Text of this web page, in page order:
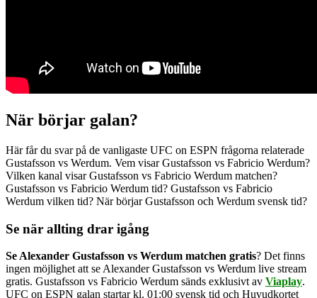
När börjar galan?
Här får du svar på de vanligaste UFC on ESPN frågorna relaterade
Gustafsson vs Werdum. Vem visar Gustafsson vs Fabricio Werdum?
Vilken kanal visar Gustafsson vs Fabricio Werdum matchen?
Gustafsson vs Fabricio Werdum tid? Gustafsson vs Fabricio
Werdum vilken tid? När börjar Gustafsson och Werdum svensk tid?
Se när allting drar igång
Se Alexander Gustafsson vs Werdum matchen gratis? Det finns
ingen möjlighet att se Alexander Gustafsson vs Werdum live stream
gratis. Gustafsson vs Fabricio Werdum sänds exklusivt av Viaplay.
UFC on ESPN galan startar kl. 01:00 svensk tid och Huvudkortet